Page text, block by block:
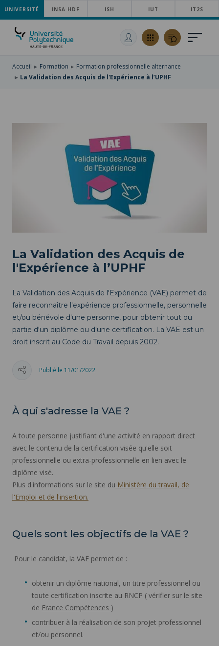
ACCÉDER
AU
MENU
PRINCIPAL
ALLER
AU
CONTENU
ACCÉDER
RECHERCHE
UNIVERSITÉ INSA HDF ISH IUT IT2S
Accueil Formation
Formation professionnelle alternance
La Validation des Acquis de l'Expérience à l’UPHF
La Validation des Acquis de
l'Expérience à l’UPHF
La Validation des Acquis de l'Expérience (VAE) permet de
faire reconnaître l'expérience professionnelle, personnelle
et/ou bénévole d'une personne, pour obtenir tout ou
partie d'un diplôme ou d'une certification. La VAE est un
droit inscrit au Code du Travail depuis 2002.
Publié le 11/01/2022
À qui s'adresse la VAE ?
A toute personne justifiant d'une activité en rapport direct
avec le contenu de la certification visée qu'elle soit
professionnelle ou extra-professionnelle en lien avec le
diplôme visé.
Plus d'informations sur le site du Ministère du travail, de
l'Emploi et de l'insertion.
Quels sont les objectifs de la VAE ?
Pour le candidat, la VAE permet de :
obtenir un diplôme national, un titre professionnel ou
toute certification inscrite au RNCP ( vérifier sur le site
de France Compétences )
contribuer à la réalisation de son projet professionnel
et/ou personnel.